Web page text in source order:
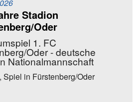
Stadion
Oder
1. FC
Oder - deutsche
Nationalmannschaft
Spiel in Fürstenberg/Oder